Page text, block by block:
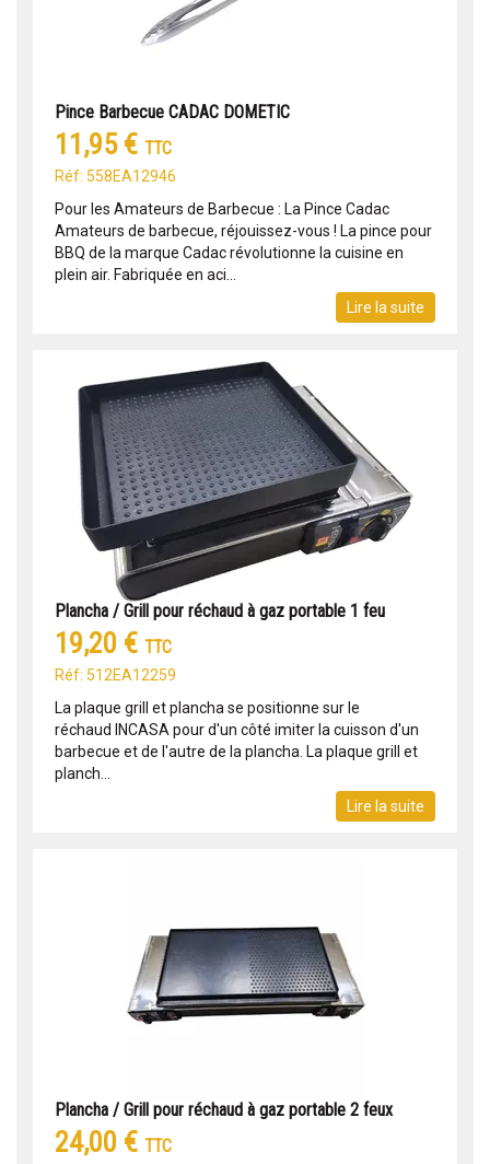
Pince Barbecue CADAC DOMETIC
11,95 € TTC
Réf: 558EA12946
Pour les Amateurs de Barbecue : La Pince Cadac
Amateurs de barbecue, réjouissez-vous ! La pince pour
BBQ de la marque Cadac révolutionne la cuisine en
plein air. Fabriquée en aci...
Lire la suite
Plancha / Grill pour réchaud à gaz portable 1 feu
19,20 € TTC
Réf: 512EA12259
La plaque grill et plancha se positionne sur le
réchaud INCASA pour d'un côté imiter la cuisson d'un
barbecue et de l'autre de la plancha. La plaque grill et
planch...
Lire la suite
Plancha / Grill pour réchaud à gaz portable 2 feux
24,00 € TTC